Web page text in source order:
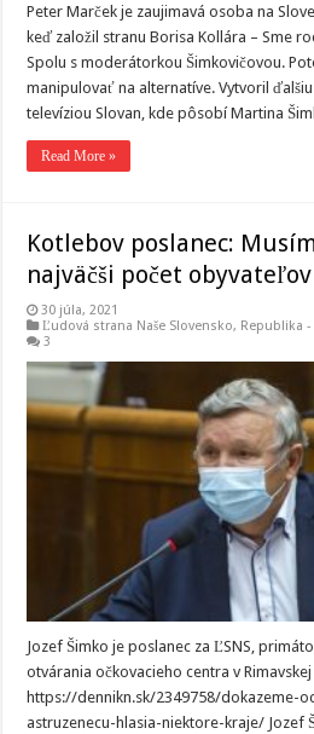
Peter Marček je zaujimavá osoba na
keď založil stranu Borisa Kollára – Sme
Spolu s moderátorkou Šimkovičovou.
manipulovať na alternatíve. Vytvoril
televíziou Slovan, kde pôsobí Martina
Read More »
Kotlebov poslanec:
najväčši počet obyvateľov
30 júla, 2021
Ľudová strana Naše Slovensko, Republika
3
Jozef Šimko je poslanec za ĽSNS,
otvárania očkovacieho centra v
https://dennikn.sk/2349758/dokazeme-
astruzenecu-hlasia-niektore-kraje/ Jozef